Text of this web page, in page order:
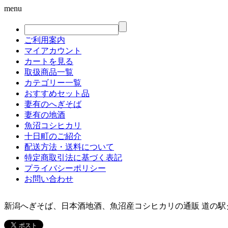
menu
ご利用案内
マイアカウント
カートを見る
取扱商品一覧
カテゴリー一覧
おすすめセット品
妻有のへぎそば
妻有の地酒
魚沼コシヒカリ
十日町のご紹介
配送方法・送料について
特定商取引法に基づく表記
プライバシーポリシー
お問い合わせ
新潟へぎそば、日本酒地酒、魚沼産コシヒカリの通販 道の